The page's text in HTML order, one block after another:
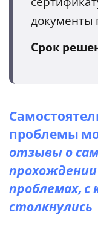
документы
Срок
проблемы
отзывы о
проблемах,
столкнулись